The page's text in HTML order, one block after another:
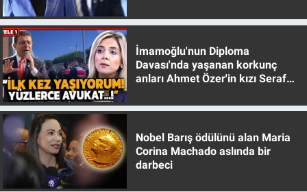
İmamoğlu'nun Diploma
Davası'nda yaşanan korkunç
anları Ahmet Özer'in kızı Seraf
Nobel Barış ödülünü alan Maria
Corina Machado aslında bir
darbeci